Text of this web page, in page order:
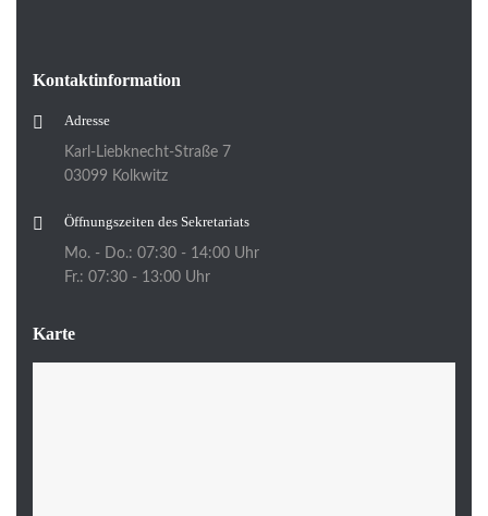
Kontaktinformation
Adresse
Karl-Liebknecht-Straße 7
03099 Kolkwitz
Öffnungszeiten des Sekretariats
Mo. - Do.: 07:30 - 14:00 Uhr
Fr.: 07:30 - 13:00 Uhr
Karte